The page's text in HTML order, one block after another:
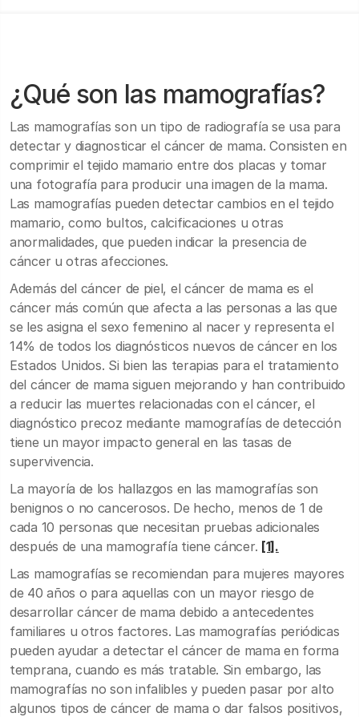
¿Qué son las mamografías?
Las mamografías son un tipo de radiografía se usa para
detectar y diagnosticar el cáncer de mama. Consisten en
comprimir el tejido mamario entre dos placas y tomar
una fotografía para producir una imagen de la mama.
Las mamografías pueden detectar cambios en el tejido
mamario, como bultos, calcificaciones u otras
anormalidades, que pueden indicar la presencia de
cáncer u otras afecciones.
Además del cáncer de piel, el cáncer de mama es el
cáncer más común que afecta a las personas a las que
se les asigna el sexo femenino al nacer y representa el
14% de todos los diagnósticos nuevos de cáncer en los
Estados Unidos. Si bien las terapias para el tratamiento
del cáncer de mama siguen mejorando y han contribuido
a reducir las muertes relacionadas con el cáncer, el
diagnóstico precoz mediante mamografías de detección
tiene un mayor impacto general en las tasas de
supervivencia.
La mayoría de los hallazgos en las mamografías son
benignos o no cancerosos. De hecho, menos de 1 de
cada 10 personas que necesitan pruebas adicionales
después de una mamografía tiene cáncer. [1].
Las mamografías se recomiendan para mujeres mayores
de 40 años o para aquellas con un mayor riesgo de
desarrollar cáncer de mama debido a antecedentes
familiares u otros factores. Las mamografías periódicas
pueden ayudar a detectar el cáncer de mama en forma
temprana, cuando es más tratable. Sin embargo, las
mamografías no son infalibles y pueden pasar por alto
algunos tipos de cáncer de mama o dar falsos positivos,